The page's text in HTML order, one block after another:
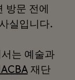
방문 전에
실입니다.
는 예술과
재단